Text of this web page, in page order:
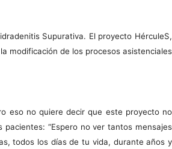
Supurativa. El proyecto HérculeS,
modificación de los procesos asistenciales
eso no quiere decir que este proyecto no
“Espero no ver tantos mensajes
todos los días de tu vida, durante años y